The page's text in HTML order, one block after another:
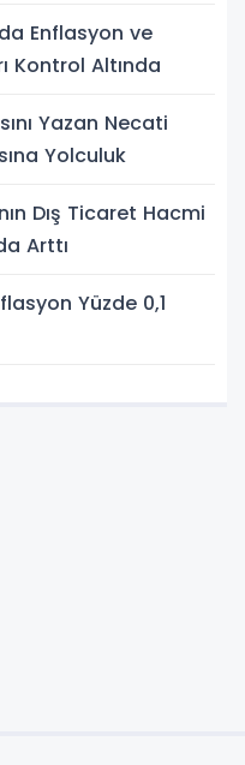
Enflasyon ve
Kontrol Altında
Yazan Necati
Yolculuk
Dış Ticaret Hacmi
Arttı
Yüzde 0,1